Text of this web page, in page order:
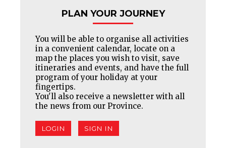
PLAN YOUR JOURNEY
You will be able to organise all activities
in a convenient calendar, locate on a
map the places you wish to visit, save
itineraries and events, and have the full
program of your holiday at your
fingertips.
You'll also receive a newsletter with all
the news from our Province.
LOGIN SIGN IN